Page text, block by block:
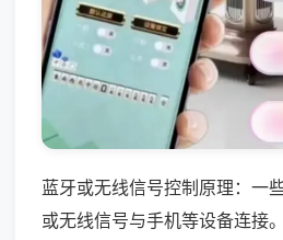
蓝牙或无线信号控制原理：一
或无线信号与手机等设备连接